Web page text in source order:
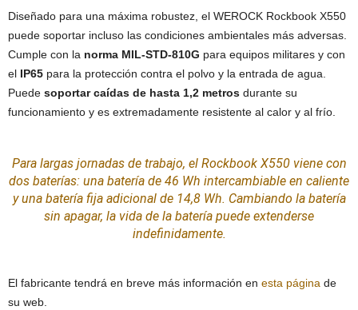
Diseñado para una máxima robustez, el WEROCK Rockbook X550
puede soportar incluso las condiciones ambientales más adversas.
Cumple con la norma MIL-STD-810G para equipos militares y con
el IP65 para la protección contra el polvo y la entrada de agua.
Puede soportar caídas de hasta 1,2 metros durante su
funcionamiento y es extremadamente resistente al calor y al frío.
Para largas jornadas de trabajo, el Rockbook X550 viene con
dos baterías: una batería de 46 Wh intercambiable en caliente
y una batería fija adicional de 14,8 Wh. Cambiando la batería
sin apagar, la vida de la batería puede extenderse
indefinidamente.
El fabricante tendrá en breve más información en esta página de
su web.